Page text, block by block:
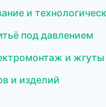
и
под давлением
и жгуты
и изделий